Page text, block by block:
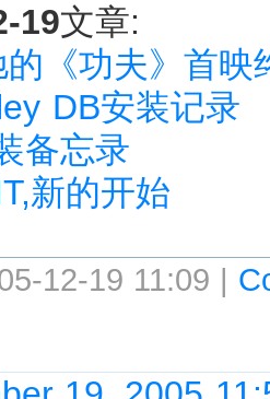
19文章:
的《功夫》首映
DB安装记录
备忘录
新的开始
12-19 11:09 |